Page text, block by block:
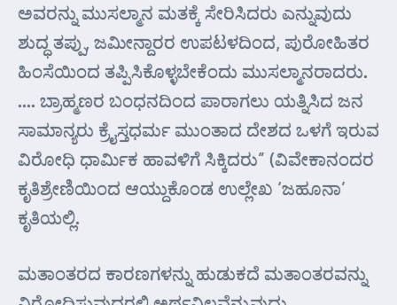
ಅವರನ್ನು ಮುಸಲ್ಮಾನ ಮತಕ್ಕೆ ಸೇರಿಸಿದರು ಎನ್ನುವುದು
ಶುದ್ಧ ತಪ್ಪು, ಜಮೀನ್ದಾರರ ಉಪಟಳದಿಂದ, ಪುರೋಹಿತರ
ಹಿಂಸೆಯಿಂದ ತಪ್ಪಿಸಿಕೊಳ್ಳಬೇಕೆಂದು ಮುಸಲ್ಮಾನರಾದರು.
…. ಬ್ರಾಹ್ಮಣರ ಬಂಧನದಿಂದ ಪಾರಾಗಲು ಯತ್ನಿಸಿದ ಜನ
ಸಾಮಾನ್ಯರು ಕ್ರೈಸ್ತಧರ್ಮ ಮುಂತಾದ ದೇಶದ ಒಳಗೆ ಇರುವ
ವಿರೋಧಿ ಧಾರ್ಮಿಕ ಹಾವಳಿಗೆ ಸಿಕ್ಕಿದರು” (ವಿವೇಕಾನಂದರ
ಕೃತಿಶ್ರೇಣಿಯಿಂದ ಆಯ್ದುಕೊಂಡ ಉಲ್ಲೇಖ ‘ಜಹೂನಾ’
ಕೃತಿಯಲ್ಲಿ.
ಮತಾಂತರದ ಕಾರಣಗಳನ್ನು ಹುಡುಕದೆ ಮತಾಂತರವನ್ನು